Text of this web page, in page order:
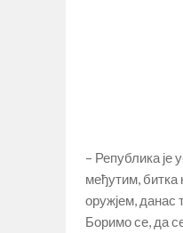
– Република је
међутим, битка
оружјем, данас
Боримо се, да